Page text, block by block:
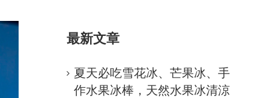
最新文章
夏天必吃雪花冰、芒果冰、手
作水果冰棒，天然水果冰清涼